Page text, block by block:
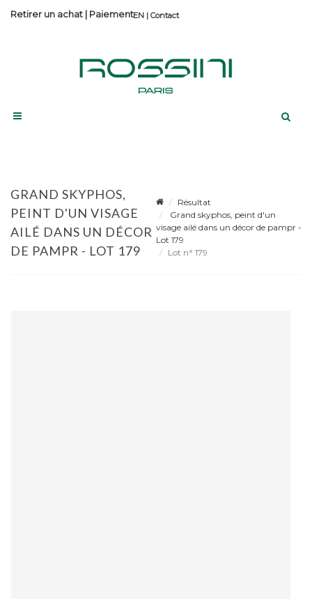
Contact
Retirer un achat | Paiement
GRAND SKYPHOS,
PEINT D'UN VISAGE
AILÉ DANS UN DÉCOR
DE PAMPR - LOT 179
Résultat
Grand skyphos, peint d'un
visage ailé dans un décor de pampr -
Lot 179
Lot n° 179